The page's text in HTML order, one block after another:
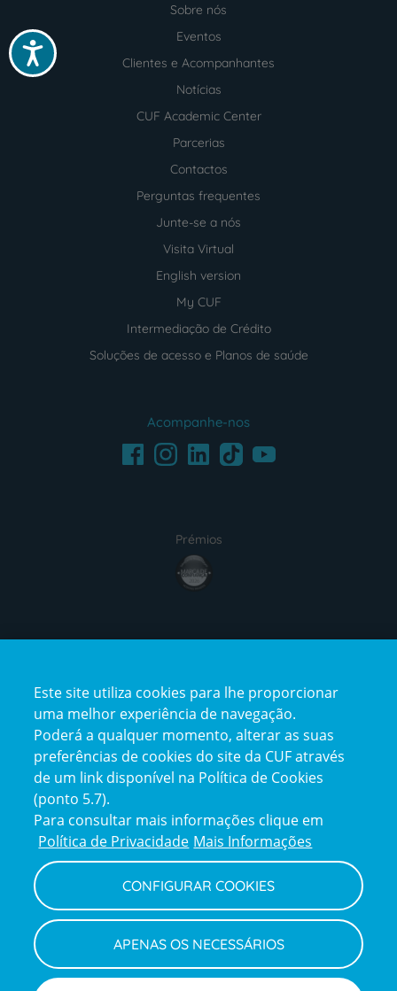
Acessibilidade
Sobre nós
Eventos
Clientes e Acompanhantes
Notícias
CUF Academic Center
Parcerias
Contactos
Perguntas frequentes
Junte-se a nós
Visita Virtual
English version
My CUF
Intermediação de Crédito
Soluções de acesso e Planos de saúde
Acompanhe-nos
FacebookInstagramLinkedInTikTokYoutube
Prémios
award4
certification2certification3
Reclamações
e
elogios
Policy
Política de Privacidade e Cookies
Termos e Condições
Declaração de Acessibilidade
Canal de Denúncias
Informações legais
Este site utiliza cookies para lhe proporcionar
uma melhor experiência de navegação.
Poderá a qualquer momento, alterar as suas
preferências de cookies do site da CUF através
de um link disponível na Política de Cookies
(ponto 5.7).
Para consultar mais informações clique em
Política de Privacidade Mais Informações
CONFIGURAR COOKIES
APENAS OS NECESSÁRIOS